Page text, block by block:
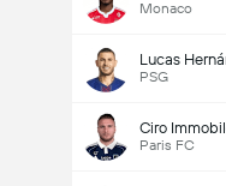
Monaco
Lucas
PSG
Ciro
Paris FC